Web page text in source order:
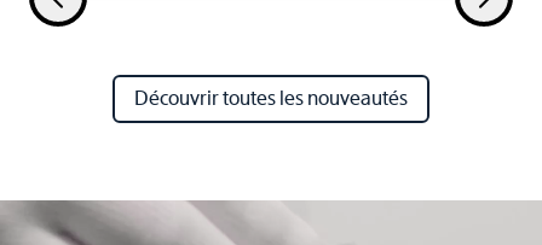
Découvrir toutes les nouveautés